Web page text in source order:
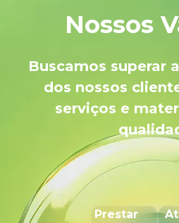
Nossos
Buscamos superar
dos nossos
serviços e
Prestar